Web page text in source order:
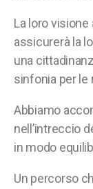
La loro
assicurerà la
una
sinfonia per le
Abbiamo
nell’intreccio
in modo
Un percorso